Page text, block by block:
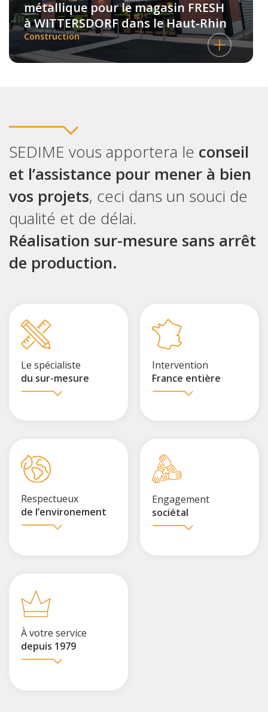
métallique pour le magasin FRESH
à WITTERSDORF dans le Haut-Rhin
Construction
SEDIME vous apportera le conseil
et l’assistance pour mener à bien
vos projets, ceci dans un souci de
qualité et de délai.
Réalisation sur-mesure sans arrêt
de production.
Le spécialiste
du sur-mesure
Intervention
France entière
Respectueux
de l’environement
Engagement
sociétal
À votre service
depuis 1979